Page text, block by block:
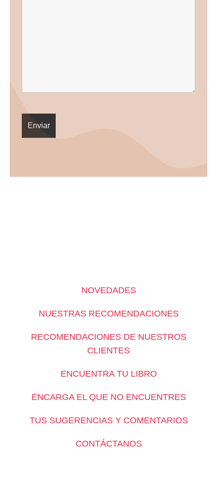
NOVEDADES
NUESTRAS RECOMENDACIONES
RECOMENDACIONES DE NUESTROS
CLIENTES
ENCUENTRA TU LIBRO
ENCARGA EL QUE NO ENCUENTRES
TUS SUGERENCIAS Y COMENTARIOS
CONTÁCTANOS